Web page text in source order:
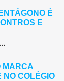
É
E
Alunos do Colégio Pentágono retornaram às aulas trazendo o entusiasmo dos reencontros e o desejo de seguir aprendendo com significado.
MARCA
NO COLÉGIO